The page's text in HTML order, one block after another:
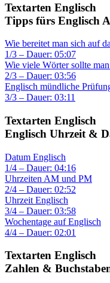
Textarten Englisch
Tipps fürs Englisch
Wie bereitet man sich auf
1/3 – Dauer: 05:07
Wie viele Wörter sollte
2/3 – Dauer: 03:56
Englisch mündliche
3/3 – Dauer: 03:11
Textarten Englisch
Englisch Uhrzeit &
Datum Englisch
1/4 – Dauer: 04:16
Uhrzeiten AM und PM
2/4 – Dauer: 02:52
Uhrzeit Englisch
3/4 – Dauer: 03:58
Wochentage auf Englisch
4/4 – Dauer: 02:01
Textarten Englisch
Zahlen &